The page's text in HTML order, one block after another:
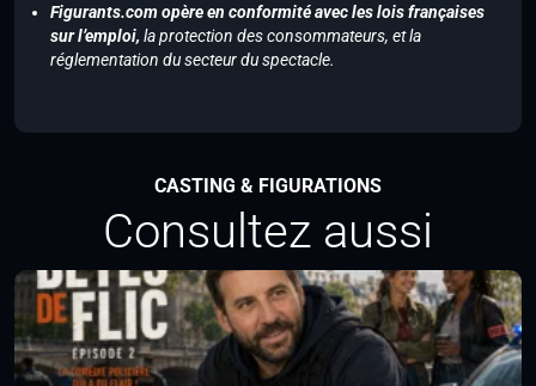
Figurants.com opère en conformité avec les lois françaises
sur l’emploi, la protection des consommateurs, et la
réglementation du secteur du spectacle.
CASTING & FIGURATIONS
Consultez aussi